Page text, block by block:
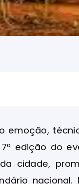
emoção,
edição do
cidade,
nacional.